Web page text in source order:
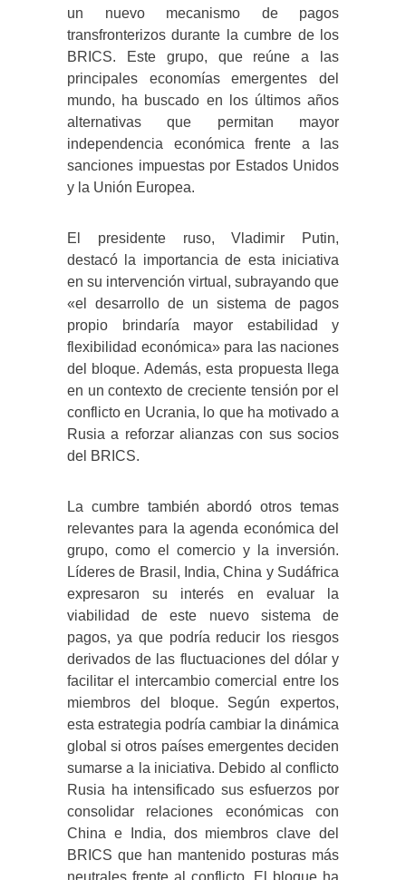
un nuevo mecanismo de pagos
transfronterizos durante la cumbre de los
BRICS. Este grupo, que reúne a las
principales economías emergentes del
mundo, ha buscado en los últimos años
alternativas que permitan mayor
independencia económica frente a las
sanciones impuestas por Estados Unidos
y la Unión Europea.
El presidente ruso, Vladimir Putin,
destacó la importancia de esta iniciativa
en su intervención virtual, subrayando que
«el desarrollo de un sistema de pagos
propio brindaría mayor estabilidad y
flexibilidad económica» para las naciones
del bloque. Además, esta propuesta llega
en un contexto de creciente tensión por el
conflicto en Ucrania, lo que ha motivado a
Rusia a reforzar alianzas con sus socios
del BRICS.
La cumbre también abordó otros temas
relevantes para la agenda económica del
grupo, como el comercio y la inversión.
Líderes de Brasil, India, China y Sudáfrica
expresaron su interés en evaluar la
viabilidad de este nuevo sistema de
pagos, ya que podría reducir los riesgos
derivados de las fluctuaciones del dólar y
facilitar el intercambio comercial entre los
miembros del bloque. Según expertos,
esta estrategia podría cambiar la dinámica
global si otros países emergentes deciden
sumarse a la iniciativa. Debido al conflicto
Rusia ha intensificado sus esfuerzos por
consolidar relaciones económicas con
China e India, dos miembros clave del
BRICS que han mantenido posturas más
neutrales frente al conflicto. El bloque ha